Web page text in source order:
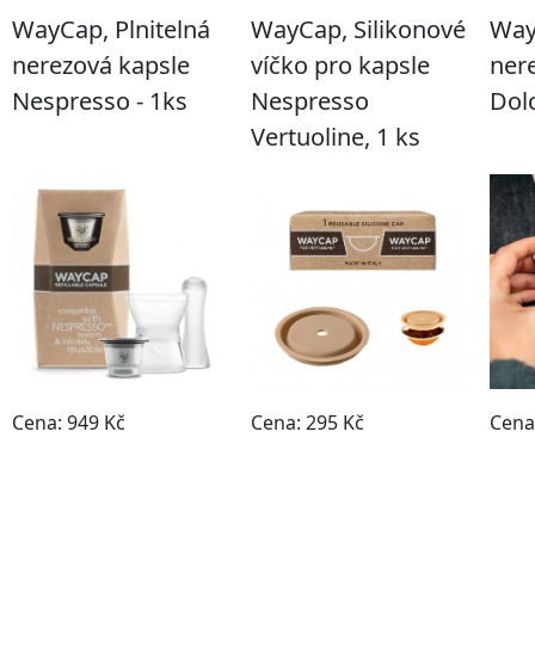
WayCap, Plnitelná
nerezová kapsle
Nespresso - 1ks
Cena: 949 Kč
WayCap, Silikonové
víčko pro kapsle
Nespresso
Vertuoline, 1 ks
Cena: 295 Kč